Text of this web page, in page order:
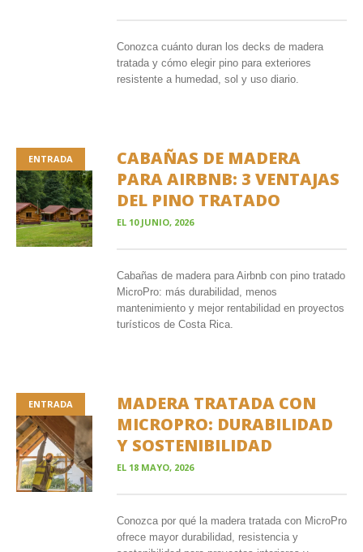
Conozca cuánto duran los decks de madera
tratada y cómo elegir pino para exteriores
resistente a humedad, sol y uso diario.
ENTRADA
CABAÑAS DE MADERA
PARA AIRBNB: 3 VENTAJAS
DEL PINO TRATADO
EL 10 JUNIO, 2026
Cabañas de madera para Airbnb con pino tratado
MicroPro: más durabilidad, menos
mantenimiento y mejor rentabilidad en proyectos
turísticos de Costa Rica.
ENTRADA
MADERA TRATADA CON
MICROPRO: DURABILIDAD
Y SOSTENIBILIDAD
EL 18 MAYO, 2026
Conozca por qué la madera tratada con MicroPro
ofrece mayor durabilidad, resistencia y